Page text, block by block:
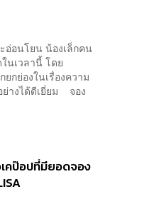
อ่อนโยน น้องเล็กคน
นเวลานี้ โดย
กย่องในเรื่องความ
ย่างได้ดีเยี่ยม จอง
คป๊อปที่มียอดจอง